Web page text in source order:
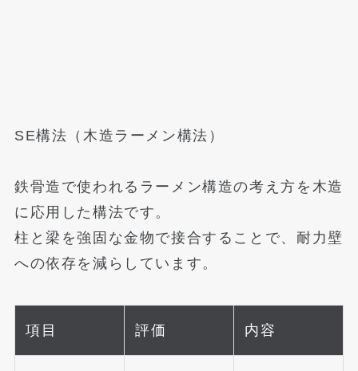
SE構法（木造ラーメン構法）
鉄骨造で使われるラーメン構造の考え方を木造
に応用した構法です。
柱と梁を強固な金物で接合することで、耐力壁
への依存を減らしています。
項目 評価 内容